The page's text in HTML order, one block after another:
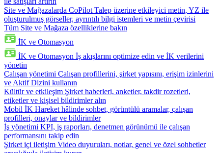
Site ve Mağazalarda CoPilot Talep üzerine etkileyici metin, YZ ile
oluşturulmuş görseller, ayrıntılı bilgi istemleri ve metin çevirisi
Tüm Site ve Mağaza özelliklerine bakın
İK ve Otomasyon
İK ve Otomasyon İş akışlarını optimize edin ve İK verilerini
yönetin
Çalışan yönetimi Çalışan profillerini, şirket yapısını, erişim izinlerini
ve Aktif Dizini kullanın
Kültür ve etkileşim Şirket haberleri, anketler, takdir rozetleri,
etiketler ve kişisel bildirimler alın
Mobil İK Hareket hâlinde sohbet, görüntülü aramalar, çalışan
profilleri, onaylar ve bildirimler
İş yönetimi KPI, iş raporları, denetmen görünümü ile çalışan
performansını takip edin
Şirket içi iletişim Video duyuruları, notlar, genel ve özel sohbetler